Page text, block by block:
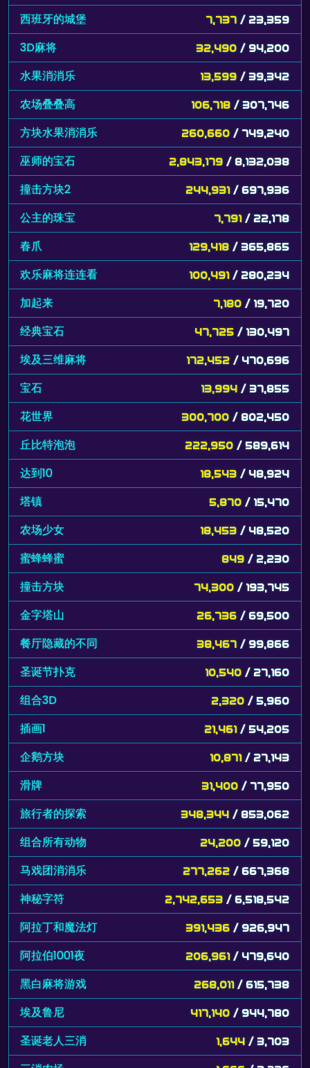
西班牙的城堡 7,737 / 23,359
3D麻将 32,490 / 94,200
水果消消乐 13,599 / 39,342
农场叠叠高 106,718 / 307,746
方块水果消消乐 260,660 / 749,240
巫师的宝石 2,843,179 / 8,132,038
撞击方块2 244,931 / 697,936
公主的珠宝 7,791 / 22,178
春爪 129,418 / 365,865
欢乐麻将连连看 100,491 / 280,234
加起来 7,180 / 19,720
经典宝石 47,725 / 130,497
埃及三维麻将 172,452 / 470,696
宝石 13,994 / 37,855
花世界 300,700 / 802,450
丘比特泡泡 222,950 / 589,614
达到10 18,543 / 48,924
塔镇 5,870 / 15,470
农场少女 18,453 / 48,520
蜜蜂蜂蜜 849 / 2,230
撞击方块 74,300 / 193,745
金字塔山 26,736 / 69,500
餐厅隐藏的不同 38,467 / 99,866
圣诞节扑克 10,540 / 27,160
组合3D 2,320 / 5,960
插画1 21,461 / 54,205
企鹅方块 10,871 / 27,143
滑牌 31,400 / 77,950
旅行者的探索 348,344 / 853,062
组合所有动物 24,200 / 59,120
马戏团消消乐 277,262 / 667,368
神秘字符 2,742,653 / 6,518,542
阿拉丁和魔法灯 391,436 / 926,947
阿拉伯1001夜 206,961 / 479,640
黑白麻将游戏 268,011 / 615,738
埃及鲁尼 417,140 / 944,780
圣诞老人三消 1,644 / 3,703